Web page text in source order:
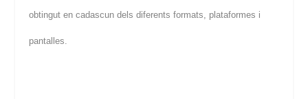
obtingut en cadascun dels diferents formats, plataformes i
pantalles.